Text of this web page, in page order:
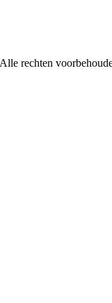
rechten